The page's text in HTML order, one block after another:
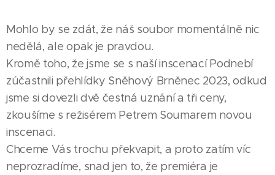
Mohlo by se zdát, že náš soubor momentálně nic
nedělá, ale opak je pravdou.
Kromě toho, že jsme se s naší inscenací Podnebí
zúčastnili přehlídky Sněhový Brněnec 2023, odkud
jsme si dovezli dvě čestná uznání a tři ceny,
zkoušíme s režisérem Petrem Soumarem novou
inscenaci.
Chceme Vás trochu překvapit, a proto zatím víc
neprozradíme, snad jen to, že premiéra je